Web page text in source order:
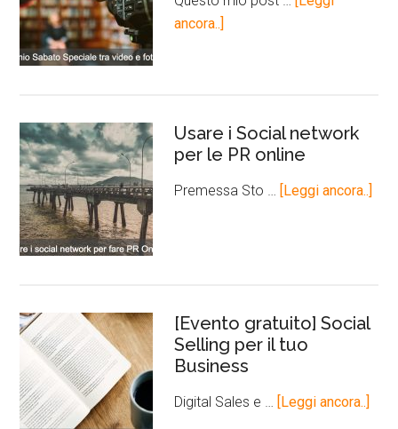
ancora..]
Usare i Social network
per le PR online
Premessa Sto … [Leggi ancora..]
[Evento gratuito] Social
Selling per il tuo
Business
Digital Sales e … [Leggi ancora..]